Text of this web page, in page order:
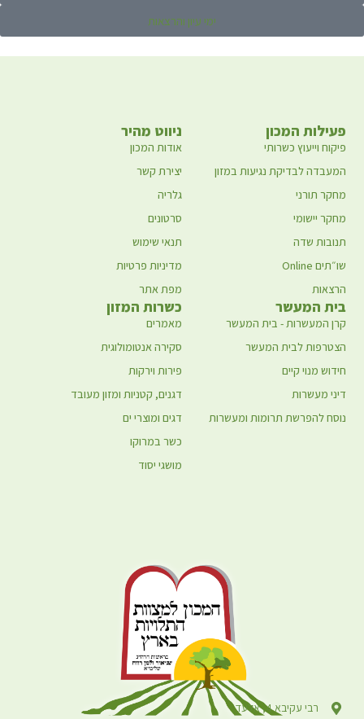
ימי עיון והרצאות
רבי עקיבא 4, אלעד
ניווט מהיר
אודות המכון
יצירת קשר
גלריה
סרטונים
תנאי שימוש
מדיניות פרטיות
מפת אתר
פעילות המכון
פיקוח וייעוץ כשרותי
המעבדה לבדיקת נגיעות במזון
מחקר תורני
מחקר יישומי
תנובות שדה
שו״תים Online
הרצאות
כשרות המזון
מאמרים
סקירה אנטומולוגית
פירות וירקות
דגנים, קטניות ומזון מעובד
דגים ומוצרי ים
כשר במרוקו
מושגי יסוד
בית המעשר
קרן המעשרות - בית המעשר
הצטרפות לבית המעשר
חידוש מנוי קיים
דיני מעשרות
נוסח להפרשת תרומות ומעשרות